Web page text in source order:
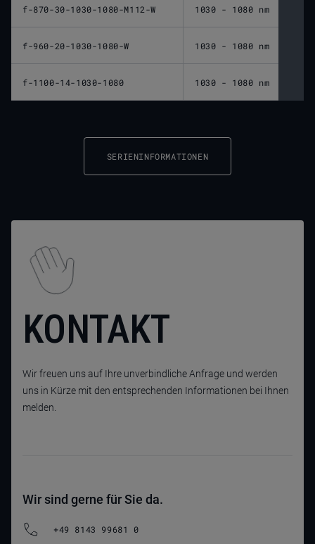
f-870-30-1030-1080-M112-W 1030 - 1080 nm
f-960-20-1030-1080-W 1030 - 1080 nm
f-1100-14-1030-1080 1030 - 1080 nm
SERIENINFORMATIONEN
KONTAKT
Wir freuen uns auf Ihre unverbindliche Anfrage und werden
uns in Kürze mit den entsprechenden Informationen bei Ihnen
melden.
Wir sind gerne für Sie da.
+49 8143 99681 0